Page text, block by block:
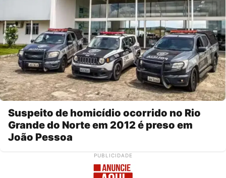
Suspeito de homicídio ocorrido no Rio
Grande do Norte em 2012 é preso em
João Pessoa
PUBLICIDADE